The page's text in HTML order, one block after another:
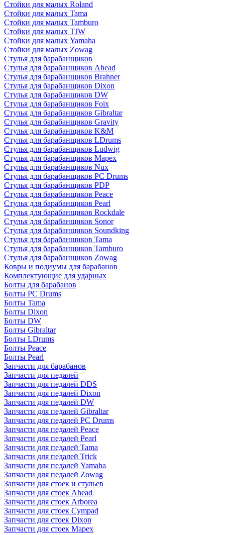
Стойки для малых Roland
Стойки для малых Tama
Стойки для малых Tamburo
Стойки для малых TJW
Стойки для малых Yamaha
Стойки для малых Zowag
Стулья для барабанщиков
Стулья для барабанщиков Ahead
Стулья для барабанщиков Brahner
Стулья для барабанщиков Dixon
Стулья для барабанщиков DW
Стулья для барабанщиков Foix
Стулья для барабанщиков Gibraltar
Стулья для барабанщиков Gravity
Стулья для барабанщиков K&M
Стулья для барабанщиков LDrums
Стулья для барабанщиков Ludwig
Стулья для барабанщиков Mapex
Стулья для барабанщиков Nux
Стулья для барабанщиков PC Drums
Стулья для барабанщиков PDP
Стулья для барабанщиков Peace
Стулья для барабанщиков Pearl
Стулья для барабанщиков Rockdale
Стулья для барабанщиков Sonor
Стулья для барабанщиков Soundking
Стулья для барабанщиков Tama
Стулья для барабанщиков Tamburo
Стулья для барабанщиков Zowag
Ковры и подиумы для барабанов
Комплектующие для ударных
Болты для барабанов
Болты PC Drums
Болты Tama
Болты Dixon
Болты DW
Болты Gibraltar
Болты LDrums
Болты Peace
Болты Pearl
Запчасти для барабанов
Запчасти для педалей
Запчасти для педалей DDS
Запчасти для педалей Dixon
Запчасти для педалей DW
Запчасти для педалей Gibraltar
Запчасти для педалей PC Drums
Запчасти для педалей Peace
Запчасти для педалей Pearl
Запчасти для педалей Tama
Запчасти для педалей Trick
Запчасти для педалей Yamaha
Запчасти для педалей Zowag
Запчасти для стоек и стульев
Запчасти для стоек Ahead
Запчасти для стоек Arborea
Запчасти для стоек Cympad
Запчасти для стоек Dixon
Запчасти для стоек Mapex